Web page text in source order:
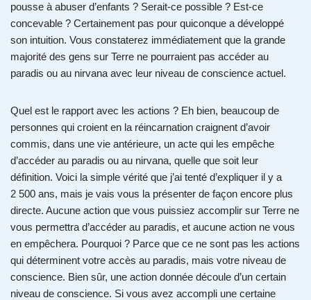
pousse à abuser d’enfants ? Serait-ce possible ? Est-ce
concevable ? Certainement pas pour quiconque a développé
son intuition. Vous constaterez immédiatement que la grande
majorité des gens sur Terre ne pourraient pas accéder au
paradis ou au nirvana avec leur niveau de conscience actuel.
Quel est le rapport avec les actions ? Eh bien, beaucoup de
personnes qui croient en la réincarnation craignent d’avoir
commis, dans une vie antérieure, un acte qui les empêche
d’accéder au paradis ou au nirvana, quelle que soit leur
définition. Voici la simple vérité que j’ai tenté d’expliquer il y a
2 500 ans, mais je vais vous la présenter de façon encore plus
directe. Aucune action que vous puissiez accomplir sur Terre ne
vous permettra d’accéder au paradis, et aucune action ne vous
en empêchera. Pourquoi ? Parce que ce ne sont pas les actions
qui déterminent votre accès au paradis, mais votre niveau de
conscience. Bien sûr, une action donnée découle d’un certain
niveau de conscience. Si vous avez accompli une certaine